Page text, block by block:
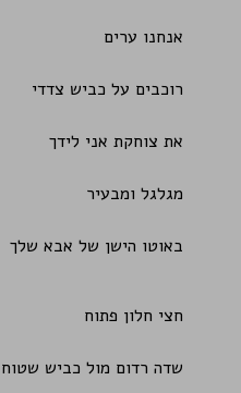
אנחנו ערים
רוכבים על כביש צדדי
את צוחקת אני לידך
מגלגל ומבעיר
באוטו הישן של אבא שלך
חצי חלון פתוח
שדה רדום מול כביש שטוח